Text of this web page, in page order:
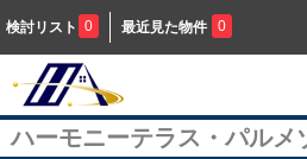
検討リスト 0 最近見た物件 0
ハーモニーテラス・パルメ